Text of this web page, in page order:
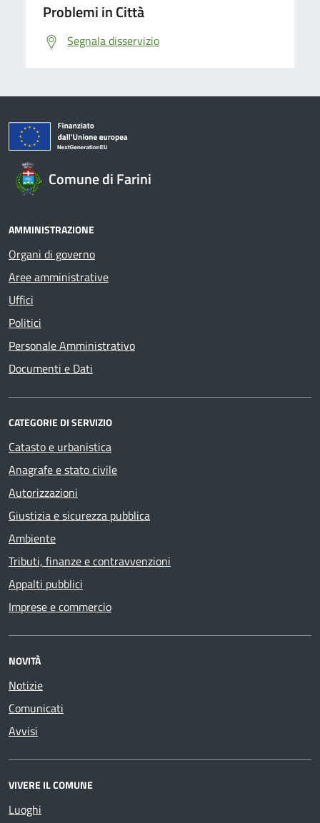
Problemi in Città
Segnala disservizio
Comune di Farini
AMMINISTRAZIONE
Organi di governo
Aree amministrative
Uffici
Politici
Personale Amministrativo
Documenti e Dati
CATEGORIE DI SERVIZIO
Catasto e urbanistica
Anagrafe e stato civile
Autorizzazioni
Giustizia e sicurezza pubblica
Ambiente
Tributi, finanze e contravvenzioni
Appalti pubblici
Imprese e commercio
NOVITÀ
Notizie
Comunicati
Avvisi
VIVERE IL COMUNE
Luoghi